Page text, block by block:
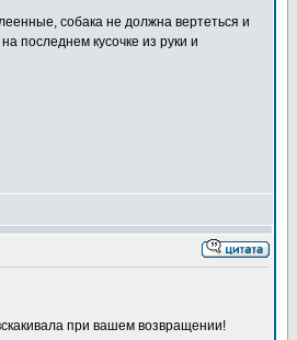
собака не должна вертеться и
последнем кусочке из руки и
при вашем возвращении!